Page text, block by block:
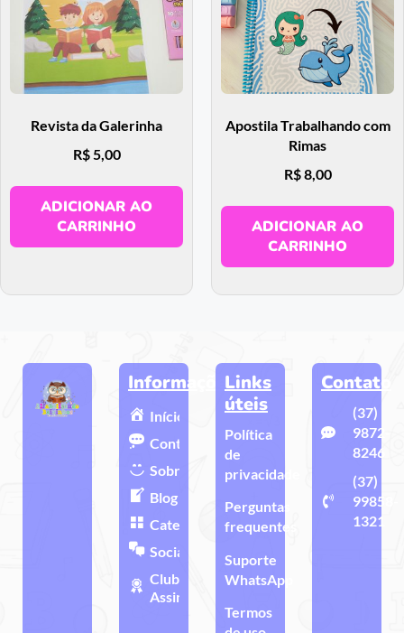
Revista da Galerinha
R$5,00
ADICIONAR AO
CARRINHO
Apostila Trabalhando com
Rimas
R$8,00
ADICIONAR AO
CARRINHO
Informações
Início
Contato
Sobre
Blog
Categorias
Sociais
Clube de
Assinatura
Links
úteis
Política
de
privacidade
Perguntas
frequentes
Suporte
WhatsApp
Termos
Contato
(37)
9872-
8246
(37)
99858-
1321